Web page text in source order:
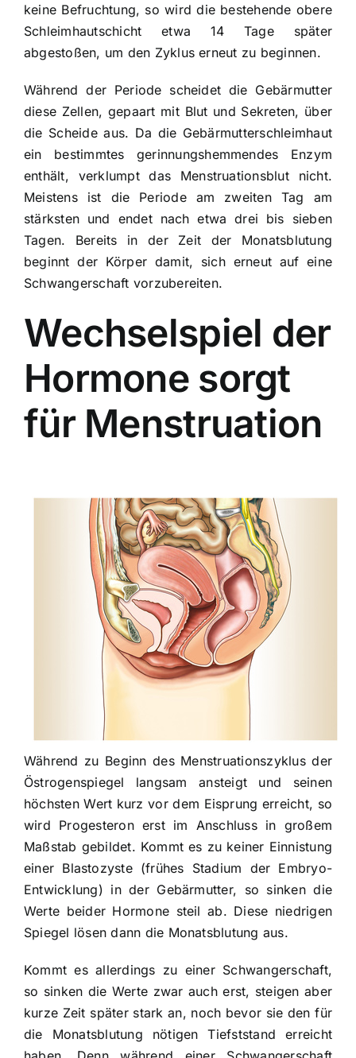
keine Befruchtung, so wird die bestehende obere
Schleimhautschicht etwa 14 Tage später
abgestoßen, um den Zyklus erneut zu beginnen.
Während der Periode scheidet die Gebärmutter
diese Zellen, gepaart mit Blut und Sekreten, über
die Scheide aus. Da die Gebärmutterschleimhaut
ein bestimmtes gerinnungshemmendes Enzym
enthält, verklumpt das Menstruationsblut nicht.
Meistens ist die Periode am zweiten Tag am
stärksten und endet nach etwa drei bis sieben
Tagen. Bereits in der Zeit der Monatsblutung
beginnt der Körper damit, sich erneut auf eine
Schwangerschaft vorzubereiten.
Wechselspiel der
Hormone sorgt
für Menstruation
Während zu Beginn des Menstruationszyklus der
Östrogenspiegel langsam ansteigt und seinen
höchsten Wert kurz vor dem Eisprung erreicht, so
wird Progesteron erst im Anschluss in großem
Maßstab gebildet. Kommt es zu keiner Einnistung
einer Blastozyste (frühes Stadium der Embryo-
Entwicklung) in der Gebärmutter, so sinken die
Werte beider Hormone steil ab. Diese niedrigen
Spiegel lösen dann die Monatsblutung aus.
Kommt es allerdings zu einer Schwangerschaft,
so sinken die Werte zwar auch erst, steigen aber
kurze Zeit später stark an, noch bevor sie den für
die Monatsblutung nötigen Tiefststand erreicht